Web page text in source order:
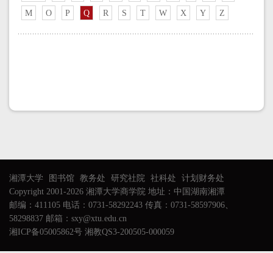
M
O P Q R S T W X Y Z
湘潭大学 图书馆 教务处 研究社院 社科处
计划财务处
Copyright 2001-2026 湘潭大学商学院 地址：中国湖南湘潭
邮编：411105 电话：0731-58292243 传真：0731-58597906、
58298837 邮箱：sxy@xtu.edu.cn
湘ICP备05005862号 湘教QS3-200505-000059